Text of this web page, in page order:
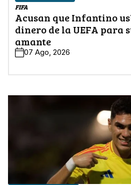
FIFA
Acusan que Infantino
dinero de la UEFA para
amante
07 Ago, 2026